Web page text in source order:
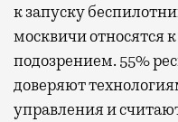
к запуску
москвичи относятся
подозрением. 55%
доверяют
управления и